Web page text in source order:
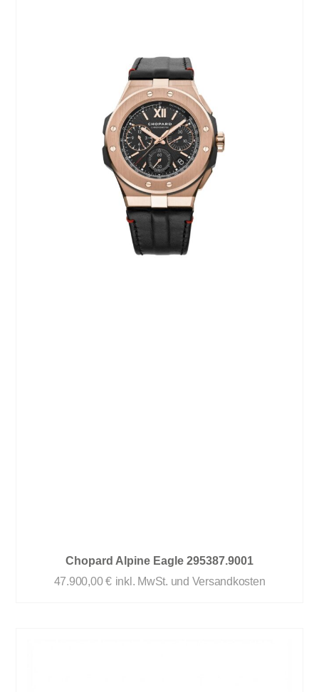
Chopard Alpine Eagle 295387.9001
47.900,00€ inkl. MwSt. und Versandkosten